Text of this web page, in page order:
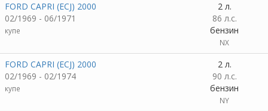
FORD CAPRI (ECJ) 2000
02/1969 - 06/1971
купе
2 л.
86 л.с.
бензин
NX
FORD CAPRI (ECJ) 2000
02/1969 - 02/1974
купе
2 л.
90 л.с.
бензин
NY